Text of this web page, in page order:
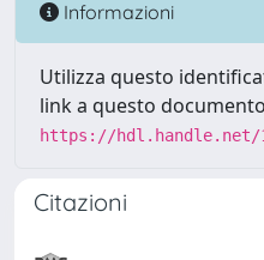
Informazioni
Utilizza questo
link a questo
https://hdl.handle.net/
Citazioni